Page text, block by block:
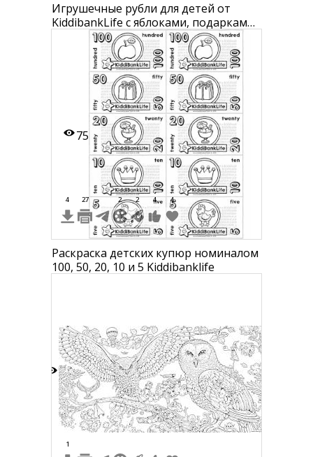
Игрушечные рубли для детей от
KiddibankLife с яблоками, подарками,
утками, коронами и цыплёнком
75
4 27 2 2 4 4
Раскраска детских купюр номиналом
100, 50, 20, 10 и 5 Kiddibanklife
1